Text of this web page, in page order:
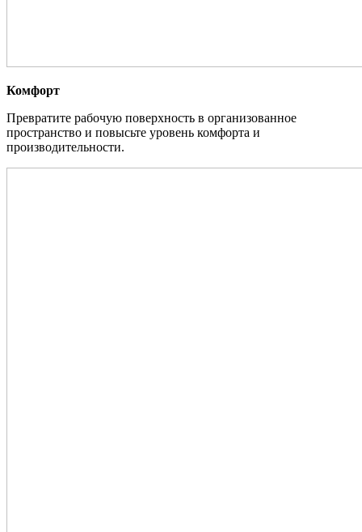
Комфорт
Превратите рабочую поверхность в организованное
пространство и повысьте уровень комфорта и
производительности.